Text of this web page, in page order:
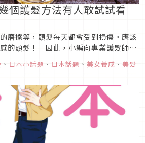
個護髮方法有人敢試試看
磨擦等，頭髮每天都會受到損傷。應該
的頭髮！ 因此，小編向專業護髮師詢
、 日本小話題 、 日本話題 、 美女養成 、 美髮